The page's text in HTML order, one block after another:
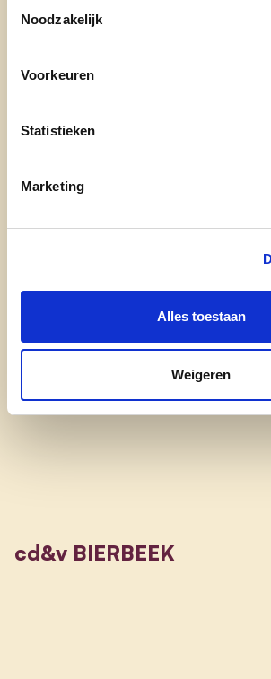
Noodzakelijk
Voorkeuren
Statistieken
Marketing
Alles toestaan
Weigeren
buurtinitiatieven: uitbreiden
Feestremork, …
Investeren in
trampolinehal,
,
multisportterrein, …
Een gevarieerd aanbod in de
cd&v BIERBEEK